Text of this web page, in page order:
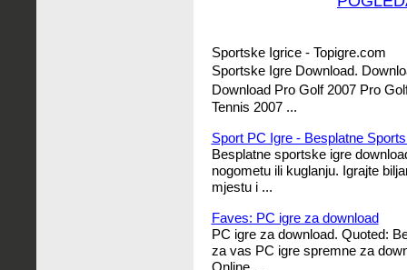
Sportske Igrice - Topigre.com
Sportske Igre Download.
Download Pro Golf 2007 Pro
Tennis 2007 ...
Sport PC Igre - Besplatne
Besplatne sportske igre
nogometu ili kuglanju. Igrajte
mjestu i ...
Faves: PC igre za download
PC igre za download. Quoted:
za vas PC igre spremne za
Online ...